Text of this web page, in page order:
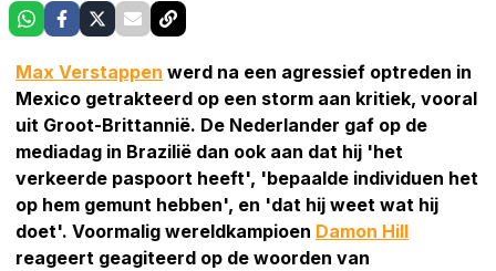
Max Verstappen werd na een agressief optreden in
Mexico getrakteerd op een storm aan kritiek, vooral
uit Groot-Brittannië. De Nederlander gaf op de
mediadag in Brazilië dan ook aan dat hij 'het
verkeerde paspoort heeft', 'bepaalde individuen het
op hem gemunt hebben', en 'dat hij weet wat hij
doet'. Voormalig wereldkampioen Damon Hill
reageert geagiteerd op de woorden van